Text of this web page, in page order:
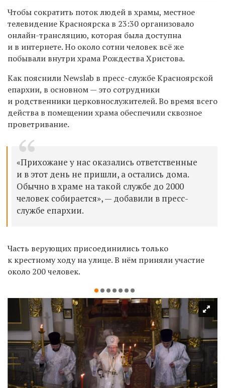
Чтобы сократить поток людей в храмы, местное
телевидение Красноярска в 23:30 организовало
онлайн-трансляцию, которая была доступна
и в интернете. Но около сотни человек всё же
побывали внутри храмаРождества Христова.
Как пояснили Newslab в пресс-службе Красноярской
епархии, в основном — это сотрудники
и родственники церковнослужителей. Во время всего
действа в помещении храма обеспечили сквозное
проветривание.
«Прихожане у нас оказались ответственные
и в этот день не пришли, а остались дома.
Обычно в храме на такой службе до 2000
человек собирается», — добавили в пресс-
службе епархии.
Часть верующих присоединились только
к крестному ходу на улице. В нём приняли участие
около 200 человек.